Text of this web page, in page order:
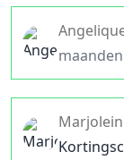
Marjolein